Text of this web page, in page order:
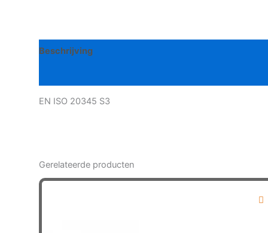
aantal
Beschrijving
EN ISO 20345 S3
Gerelateerde producten